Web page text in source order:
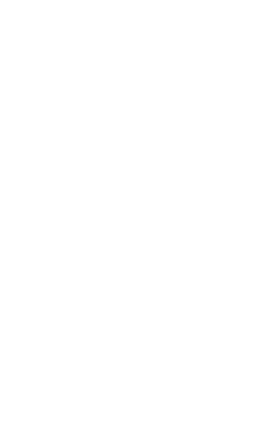
permet de produire la sensation de « hit »
forment le
liquides.
mentholés…
?
présente dans la cigarette classique,
cigarette électronique. C’est cette